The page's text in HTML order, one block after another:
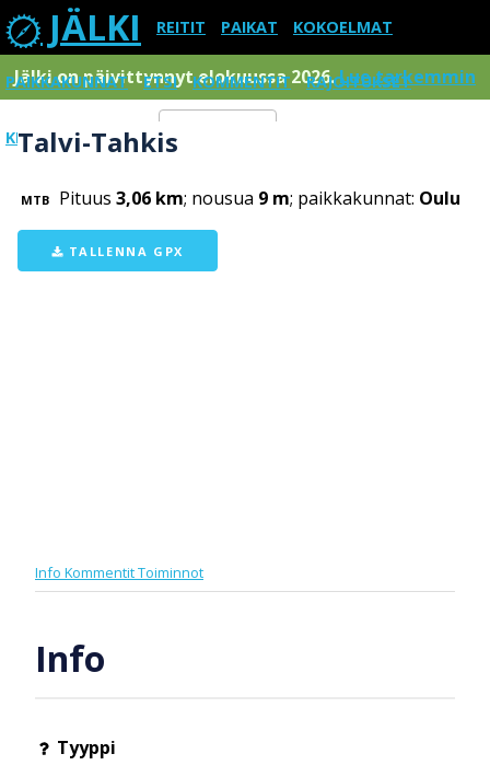
JÄLKI REITIT PAIKAT KOKOELMAT
PAIKKAKUNNAT ETSI KOMMENTIT RAJOITUKSET
KIRJAUDU SISÄÄN
Jälki on päivittynnyt elokuussa 2026.Lue tarkemmin
Talvi-Tahkis
MTB Pituus 3,06 km; nousua 9 m; paikkakunnat: Oulu
TALLENNA GPX
Info KommentitToiminnot
Info
Tyyppi